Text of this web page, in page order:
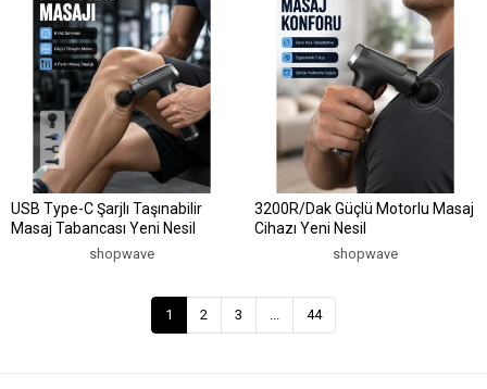
USB Type-C Şarjlı Taşınabilir
Masaj Tabancası Yeni Nesil
shopwave
3200R/Dak Güçlü Motorlu Masaj
Cihazı Yeni Nesil
shopwave
1 2 3 ... 44